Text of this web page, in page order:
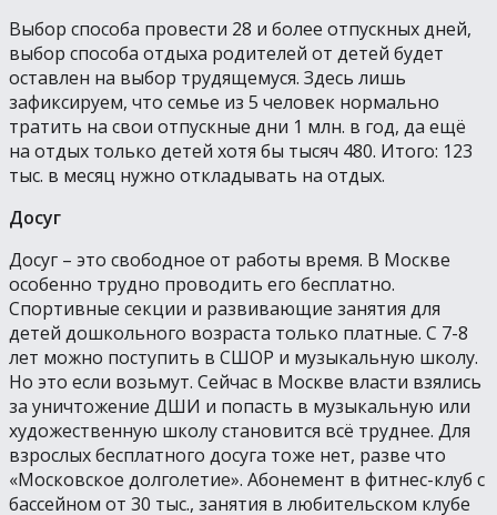
Выбор способа провести 28 и более отпускных дней,
выбор способа отдыха родителей от детей будет
оставлен на выбор трудящемуся. Здесь лишь
зафиксируем, что семье из 5 человек нормально
тратить на свои отпускные дни 1 млн. в год, да ещё
на отдых только детей хотя бы тысяч 480. Итого: 123
тыс. в месяц нужно откладывать на отдых.
Досуг
Досуг – это свободное от работы время. В Москве
особенно трудно проводить его бесплатно.
Спортивные секции и развивающие занятия для
детей дошкольного возраста только платные. С 7-8
лет можно поступить в СШОР и музыкальную школу.
Но это если возьмут. Сейчас в Москве власти взялись
за уничтожение ДШИ и попасть в музыкальную или
художественную школу становится всё труднее. Для
взрослых бесплатного досуга тоже нет, разве что
«Московское долголетие». Абонемент в фитнес-клуб с
бассейном от 30 тыс., занятия в любительском клубе